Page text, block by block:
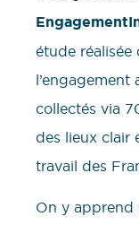
étude réalisée
l’engagement
collectés via
des lieux clair
travail des
On y apprend